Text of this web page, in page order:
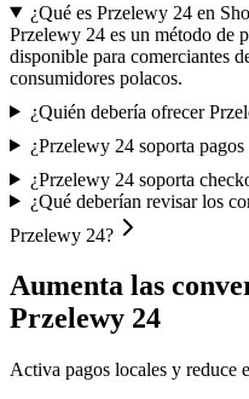
¿Qué es Przelewy 24 en
Przelewy 24 es un método de
disponible para comerciantes
consumidores polacos.
¿Quién debería ofrecer
¿Przelewy 24 soporta pagos
¿Przelewy 24 soporta
¿Qué deberían revisar los
Przelewy 24?
Aumenta las
Przelewy 24
Activa pagos locales y reduce